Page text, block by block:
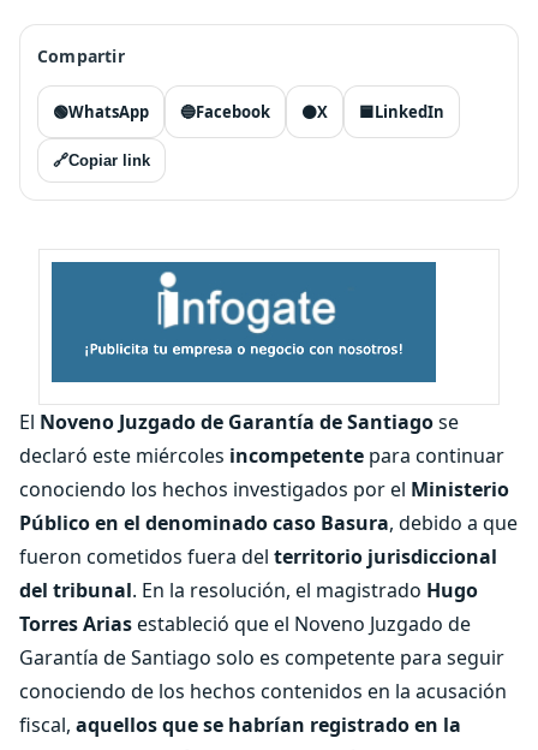
Compartir
🟢WhatsApp 🔵Facebook ⚫X 🟦LinkedIn
🔗Copiar link
El Noveno Juzgado de Garantía de Santiagose
declaró este miércoles incompetente para continuar
conociendo los hechos investigados por el Ministerio
Público en el denominado caso Basura, debido a que
fueron cometidos fuera del territorio jurisdiccional
del tribunal. En la resolución, el magistrado Hugo
Torres Ariasestableció que el Noveno Juzgado de
Garantía de Santiago solo es competente para seguir
conociendo de los hechos contenidos en la acusación
fiscal, aquellos que se habrían registrado en la